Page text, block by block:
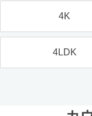
4K
4LDK